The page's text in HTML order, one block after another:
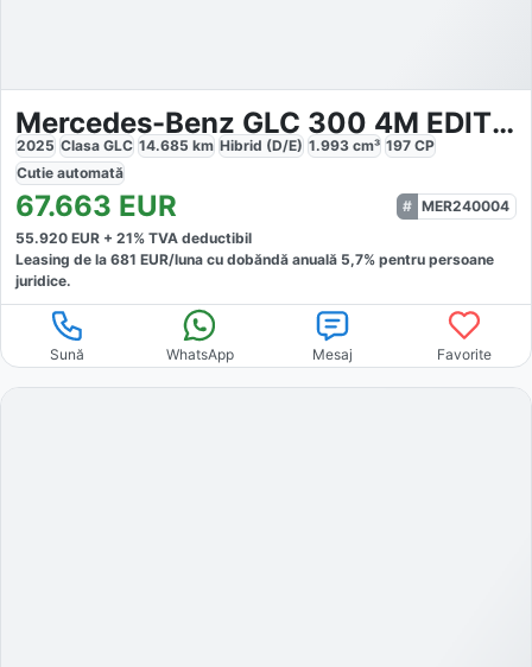
Mercedes-Benz GLC 300 4M EDITION AMG NIGHT DISTRONIC AHK
2025 Clasa GLC 14.685 km Hibrid (D/E) 1.993 cm³ 197 CP
Cutie automată
67.663 EUR
MER240004
55.920 EUR + 21% TVA deductibil
Leasing de la 681 EUR/luna cu dobăndă anuală 5,7% pentru persoane
juridice.
Sună WhatsApp Mesaj Favorite